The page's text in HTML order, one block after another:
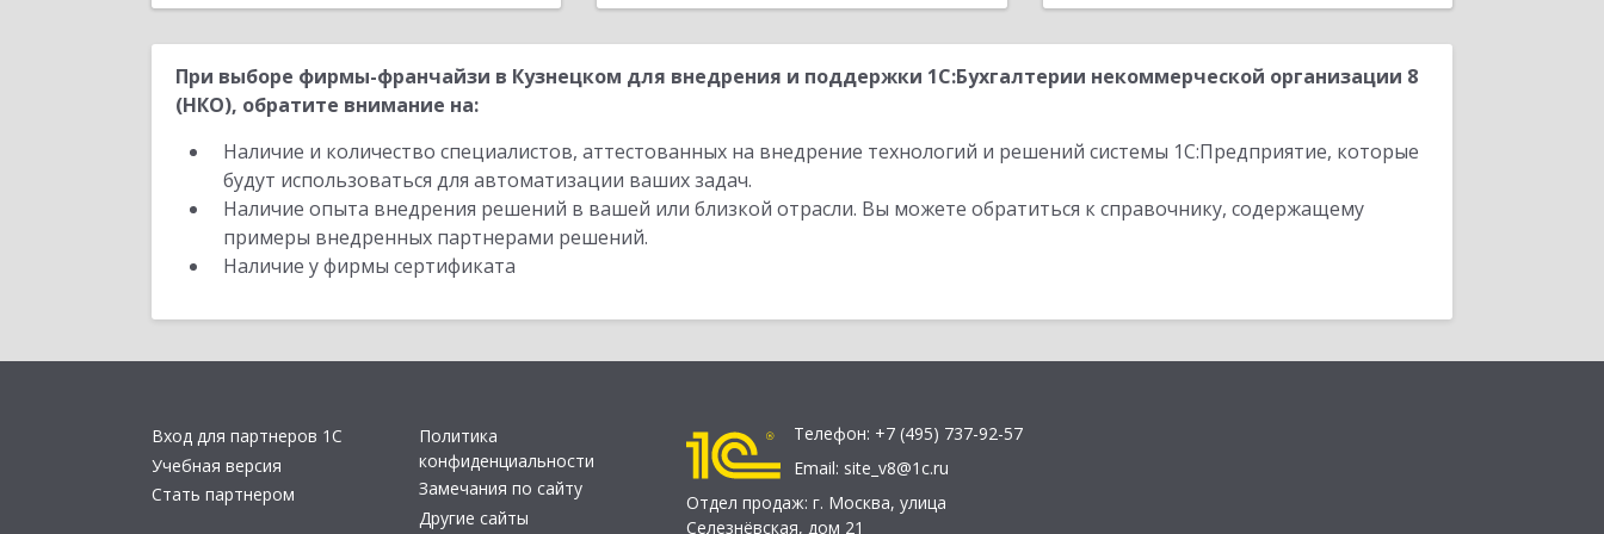
При выборе фирмы-франчайзи в Кузнецком для внедрения и поддержки 1С:Бухгалтерии некоммерческой организации 8
(НКО), обратите внимание на:
Наличие и количество специалистов, аттестованных на внедрение технологий и решений системы 1С:Предприятие, которые
будут использоваться для автоматизации ваших задач.
Наличие опыта внедрения решений в вашей или близкой отрасли. Вы можете обратиться к справочнику, содержащему
примеры внедренных партнерами решений.
Наличие у фирмы сертификата
Вход для партнеров 1С
Учебная версия
Стать партнером
Политика
конфиденциальности
Замечания по сайту
Другие сайты
Телефон: +7 (495) 737-92-57
Email: site_v8@1c.ru
Отдел продаж: г. Москва, улица
Селезнёвская, дом 21